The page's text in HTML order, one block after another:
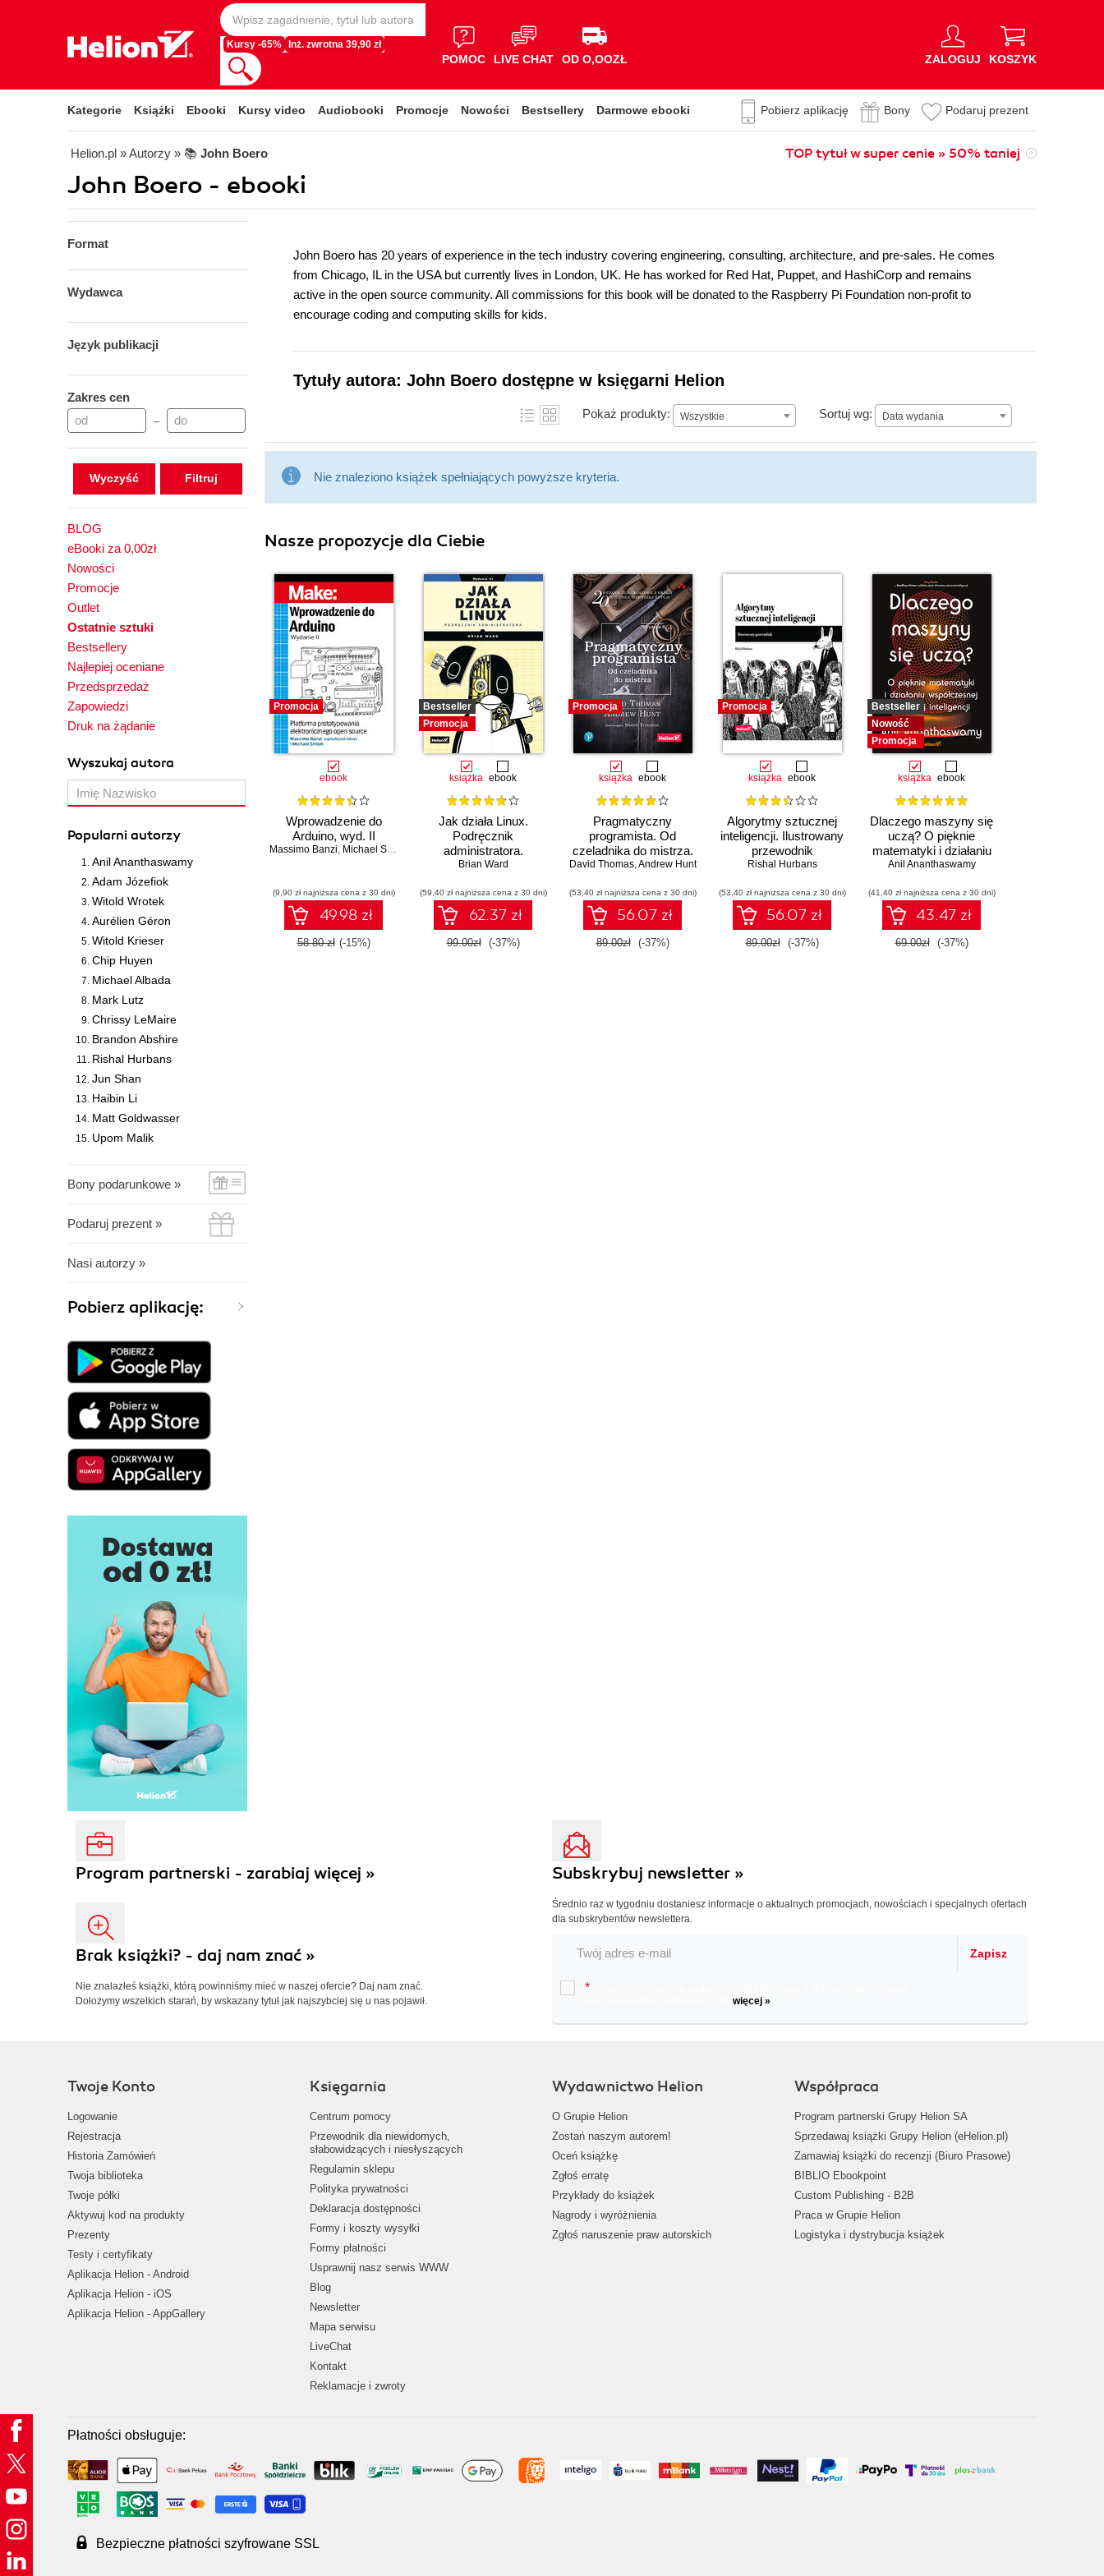
Kursy -65% Inż. zwrotna 39,90 zł
POMOC LIVE CHAT OD O,OOZŁ ZALOGUJ KOSZYK
Kategorie Książki Ebooki Kursy video Audiobooki Promocje Nowości Bestsellery Darmowe ebooki Pobierz aplikację Bony Podaruj prezent
Helion.pl » Autorzy » 📚 John Boero TOP tytuł w super cenie » 50% taniej
John Boero - ebooki
Format
Wydawca
Język publikacji
Zakres cen
–
Wyczyść
BLOG
eBooki za 0,00zł
Nowości
Promocje
Outlet
Ostatnie sztuki
Bestsellery
Najlepiej oceniane
Przedsprzedaż
Zapowiedzi
Druk na żądanie
Wyszukaj autora
Popularni autorzy
Anil Ananthaswamy
Adam Józefiok
Witold Wrotek
Aurélien Géron
Witold Krieser
Chip Huyen
Michael Albada
Mark Lutz
Chrissy LeMaire
Brandon Abshire
Rishal Hurbans
Jun Shan
Haibin Li
Matt Goldwasser
Upom Malik
Bony podarunkowe »
Podaruj prezent »
Nasi autorzy »
Pobierz aplikację:
John Boero has 20 years of experience in the tech industry covering engineering, consulting, architecture, and pre-sales. He comes
from Chicago, IL in the USA but currently lives in London, UK. He has worked for Red Hat, Puppet, and HashiCorp and remains
active in the open source community. All commissions for this book will be donated to the Raspberry Pi Foundation non-profit to
encourage coding and computing skills for kids.
Tytuły autora: John Boero dostępne w księgarni Helion
Pokaż produkty: Wszystkie Sortuj wg: Data wydania
Data wydania
Nie znaleziono książek spełniających powyższe kryteria.
Nasze propozycje dla Ciebie
Promocja
ebook
Wprowadzenie do
Arduino, wyd. II
Massimo Banzi, Michael Shiloh
(9,90 zł najniższa cena z 30 dni)
49.98 zł
58.80 zł (-15%)
Bestseller
Promocja
książka ebook
Jak działa Linux.
Podręcznik
administratora.
Wydanie III
Brian Ward
(59,40 zł najniższa cena z 30 dni)
62.37 zł
99.00zł (-37%)
Promocja
książka ebook
Pragmatyczny
programista. Od
czeladnika do mistrza.
Wydanie II
David Thomas,Andrew Hunt
(53,40 zł najniższa cena z 30 dni)
56.07 zł
89.00zł (-37%)
Promocja
książka ebook
Algorytmy sztucznej
inteligencji. Ilustrowany
przewodnik
Rishal Hurbans
(53,40 zł najniższa cena z 30 dni)
56.07 zł
89.00zł (-37%)
Bestseller
Nowość
Promocja
książka ebook
Dlaczego maszyny się
uczą? O pięknie
matematyki i działaniu
współczesnej sztucznej
Anil Ananthaswamy
(41,40 zł najniższa cena z 30 dni)
43.47 zł
69.00zł (-37%)
Program partnerski - zarabiaj więcej »
Brak książki? - daj nam znać »
Nie znalazłeś książki, którą powinniśmy mieć w naszej ofercie? Daj nam znać.
Dołożymy wszelkich starań, by wskazany tytuł jak najszybciej się u nas pojawił.
Subskrybuj newsletter »
Średnio raz w tygodniu dostaniesz informacje o aktualnych promocjach, nowościach i specjalnych ofertach
dla subskrybentów newslettera.
Zapisz
*
więcej »
Twoje Konto
Logowanie
Rejestracja
Historia Zamówień
Twoja biblioteka
Twoje półki
Aktywuj kod na produkty
Prezenty
Testy i certyfikaty
Aplikacja Helion - Android
Aplikacja Helion - iOS
Aplikacja Helion - AppGallery
Księgarnia
Centrum pomocy
Przewodnik dla niewidomych,
słabowidzących i niesłyszących
Regulamin sklepu
Polityka prywatności
Deklaracja dostępności
Formy i koszty wysyłki
Formy płatności
Usprawnij nasz serwis WWW
Blog
Newsletter
Mapa serwisu
LiveChat
Kontakt
Reklamacje i zwroty
Wydawnictwo Helion
O Grupie Helion
Zostań naszym autorem!
Oceń książkę
Zgłoś erratę
Przykłady do książek
Nagrody i wyróżnienia
Zgłoś naruszenie praw autorskich
Współpraca
Program partnerski Grupy Helion SA
Sprzedawaj książki Grupy Helion (eHelion.pl)
Zamawiaj książki do recenzji (Biuro Prasowe)
BIBLIO Ebookpoint
Custom Publishing - B2B
Praca w Grupie Helion
Logistyka i dystrybucja książek
Płatności obsługuje:
Bezpieczne płatności szyfrowane SSL